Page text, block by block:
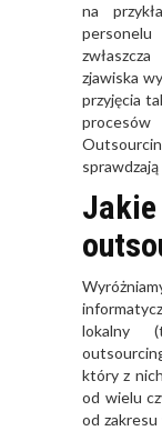
na
zjawiska
przyjęcia
procesów
lokalny
który z
od wielu
od